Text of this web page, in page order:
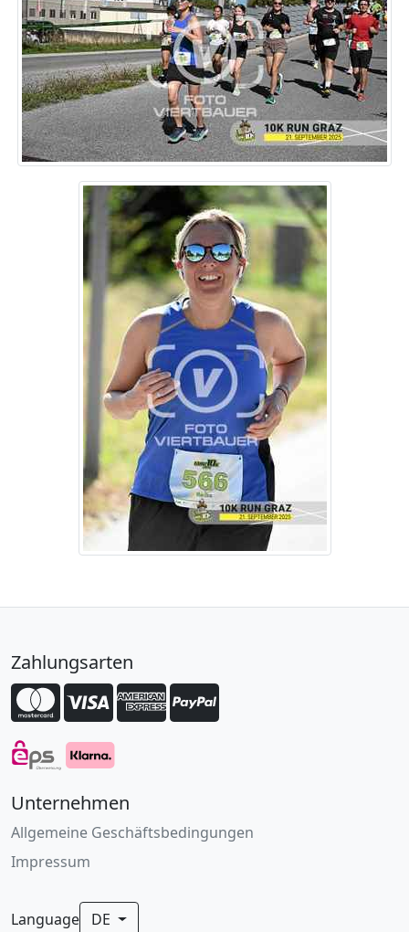
Zahlungsarten
Unternehmen
Allgemeine Geschäftsbedingungen
Impressum
Language DE